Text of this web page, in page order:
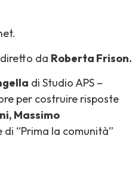
diretto da Roberta Frison.
di Studio APS –
per costruire risposte
Massimo
“Prima la comunità”